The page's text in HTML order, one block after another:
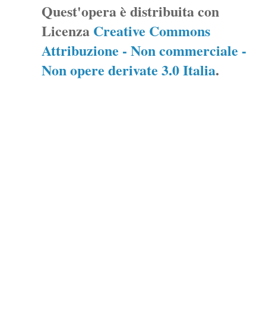
Quest'opera è distribuita con
Licenza Creative Commons
Attribuzione - Non commerciale -
Non opere derivate 3.0 Italia.